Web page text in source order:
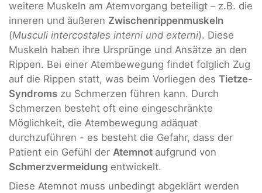
weitere Muskeln am Atemvorgang beteiligt – z.B. die
inneren und äußeren Zwischenrippenmuskeln
(Musculi intercostales interni und externi). Diese
Muskeln haben ihre Ursprünge und Ansätze an den
Rippen. Bei einer Atembewegung findet folglich Zug
auf die Rippen statt, was beim Vorliegen des Tietze-
Syndroms zu Schmerzen führen kann. Durch
Schmerzen besteht oft eine eingeschränkte
Möglichkeit, die Atembewegung adäquat
durchzuführen - es besteht die Gefahr, dass der
Patient ein Gefühl der Atemnot aufgrund von
Schmerzvermeidung entwickelt.
Diese Atemnot muss unbedingt abgeklärt werden